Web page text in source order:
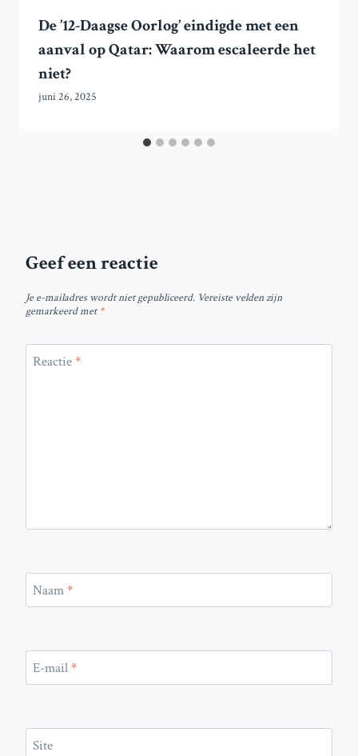
De ’12-Daagse Oorlog’ eindigde met een
aanval op Qatar: Waarom escaleerde het
niet?
juni 26, 2025
Geef een reactie
Je e-mailadres wordt niet gepubliceerd. Vereiste velden zijn
gemarkeerd met*
Reactie*
Naam*
E-mail*
Site